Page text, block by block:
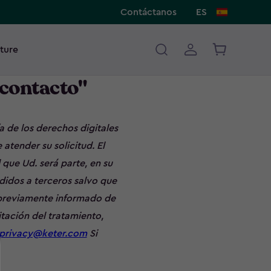
Contáctanos ES
de los derechos digitales
atender su solicitud. El
Ud. será parte, en su
a terceros salvo que
informado de
del tratamiento,
privacy@keter.comSi